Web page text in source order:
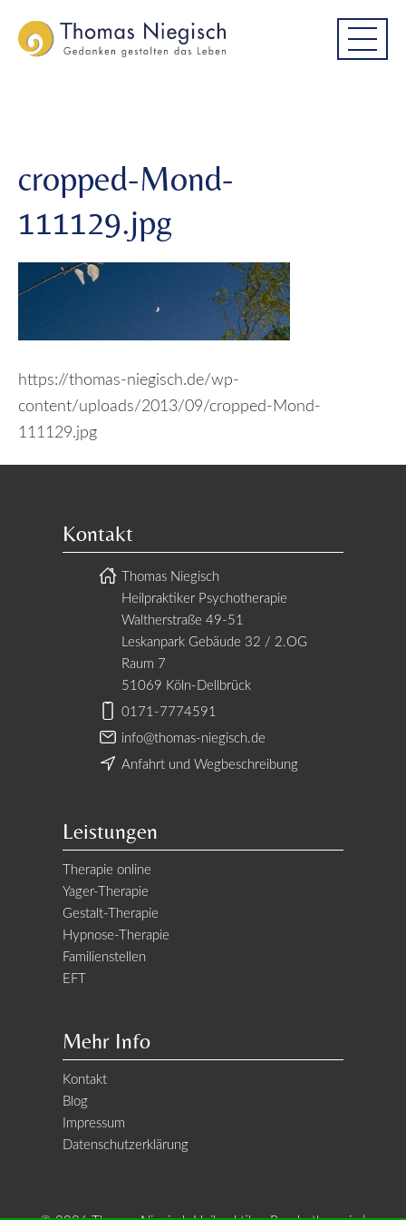
to
to
cropped-Mond-111129.jpg
cropped-Mond-
111129.jpg
https://thomas-niegisch.de/wp-
content/uploads/2013/09/cropped-Mond-
111129.jpg
Kontakt
Thomas Niegisch
Heilpraktiker Psychotherapie
Waltherstraße 49-51
Leskanpark Gebäude 32 / 2.OG
Raum 7
51069 Köln-Dellbrück
0171-7774591
info@thomas-niegisch.de
Anfahrt und Wegbeschreibung
Leistungen
Therapie online
Yager-Therapie
Gestalt-Therapie
Hypnose-Therapie
Familienstellen
EFT
Mehr Info
Kontakt
Blog
Impressum
Datenschutzerklärung